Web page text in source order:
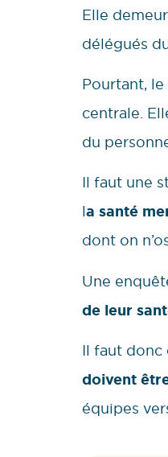
Elle
délégués
Pourtant,
centrale.
du
Il faut une
la santé
dont on
Une
de leur
Il faut donc
doivent
équipes